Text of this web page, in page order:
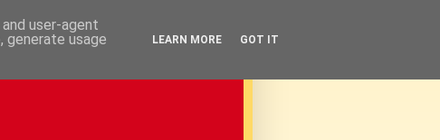
user-agent
generate usage
LEARN MORE GOT IT